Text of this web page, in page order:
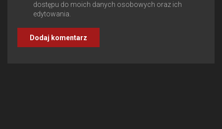
dostępu do moich danych osobowych oraz ich
edytowania.